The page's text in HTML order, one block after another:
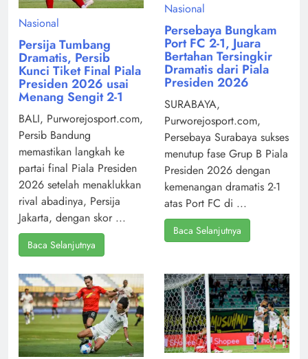
Nasional
Persija Tumbang
Dramatis, Persib
Kunci Tiket Final Piala
Presiden 2026 usai
Menang Sengit 2-1
BALI, Purworejosport.com,
Persib Bandung
memastikan langkah ke
partai final Piala Presiden
2026 setelah menaklukkan
rival abadinya, Persija
Jakarta, dengan skor ...
Baca Selanjutnya
Nasional
Persebaya Bungkam
Port FC 2-1, Juara
Bertahan Tersingkir
Dramatis dari Piala
Presiden 2026
SURABAYA,
Purworejosport.com,
Persebaya Surabaya sukses
menutup fase Grup B Piala
Presiden 2026 dengan
kemenangan dramatis 2-1
atas Port FC di ...
Baca Selanjutnya